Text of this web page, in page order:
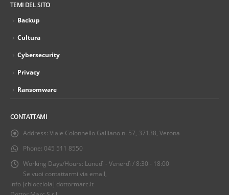
TEMI DEL SITO
Backup
Cultura
Cybersecurity
Privacy
Ransomware
CONTATTAMI
Address: Viale Colonnello Galliano n. 57, 37138, Verona
Phone: 045 511 8550
Working Days/Hours: Lunedì - Venerdì / 8:30 - 18:00
Se vuoi contattarmi via email,
info [chiocciola] dottormarc.it